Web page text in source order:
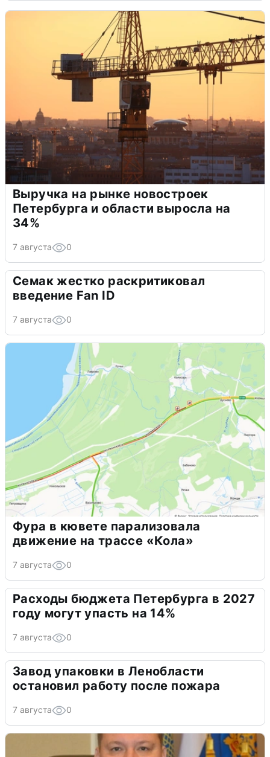
Выручка на рынке новостроек
Петербурга и области выросла на
34%
7 августа 0
Семак жестко раскритиковал
введение Fan ID
7 августа 0
Фура в кювете парализовала
движение на трассе «Кола»
7 августа 0
Расходы бюджета Петербурга в 2027
году могут упасть на 14%
7 августа 0
Завод упаковки в Ленобласти
остановил работу после пожара
7 августа 0